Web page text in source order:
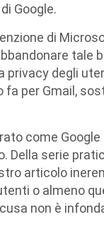
Google.
di
tale
degli
per Gmail,
come Google
serie
articolo
o almeno
non è